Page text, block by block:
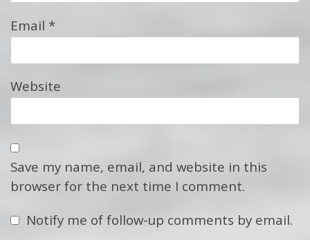
Email *
Website
Save my name, email, and website in this
browser for the next time I comment.
Notify me of follow-up comments by email.